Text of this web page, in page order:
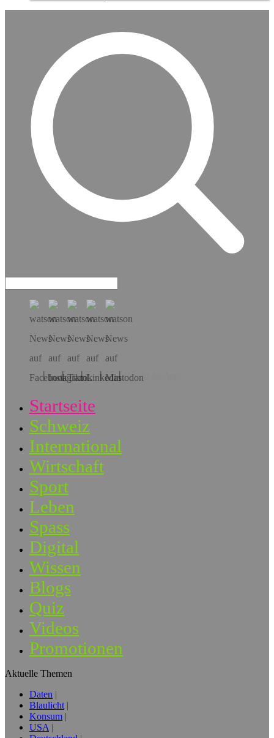
Hol dir die App!
Startseite
Schweiz
International
Wirtschaft
Sport
Leben
Spass
Digital
Wissen
Blogs
Quiz
Videos
Promotionen
Aktuelle Themen
Daten
Blaulicht
Konsum
USA